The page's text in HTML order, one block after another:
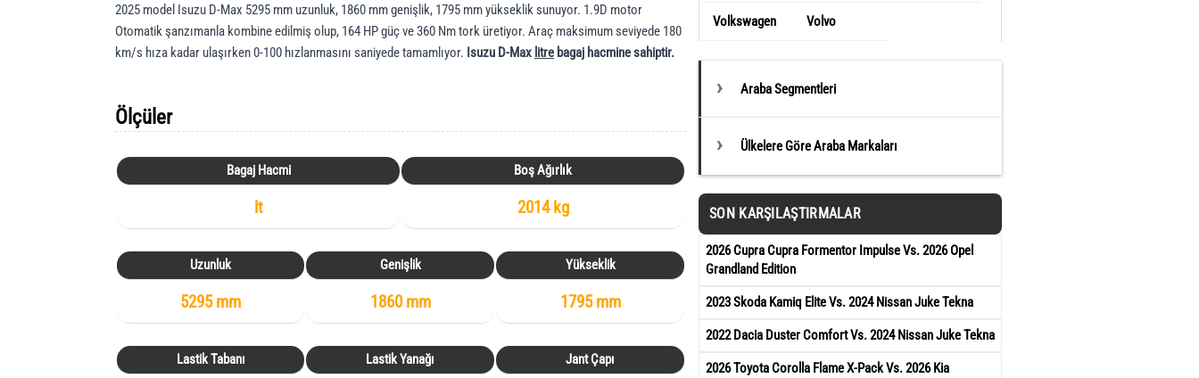
2025 model Isuzu D-Max 5295 mm uzunluk, 1860 mm genişlik, 1795 mm yükseklik sunuyor. 1.9D motor
Otomatik şanzımanla kombine edilmiş olup, 164 HP güç ve 360 Nm tork üretiyor. Araç maksimum seviyede 180
km/s hıza kadar ulaşırken 0-100 hızlanmasını saniyede tamamlıyor. Isuzu D-Max litre bagaj hacmine sahiptir.
Ölçüler
Bagaj Hacmi Boş Ağırlık
lt 2014 kg
Uzunluk Genişlik Yükseklik
5295 mm 1860 mm 1795 mm
Lastik Tabanı Lastik Yanağı Jant Çapı
Volkswagen Volvo
Araba Segmentleri
Ülkelere Göre Araba Markaları
SON KARŞILAŞTIRMALAR
2026 Cupra Cupra Formentor Impulse Vs. 2026 Opel
Grandland Edition
2023 Skoda Kamiq Elite Vs. 2024 Nissan Juke Tekna
2022 Dacia Duster Comfort Vs. 2024 Nissan Juke Tekna
2026 Toyota Corolla Flame X-Pack Vs. 2026 Kia